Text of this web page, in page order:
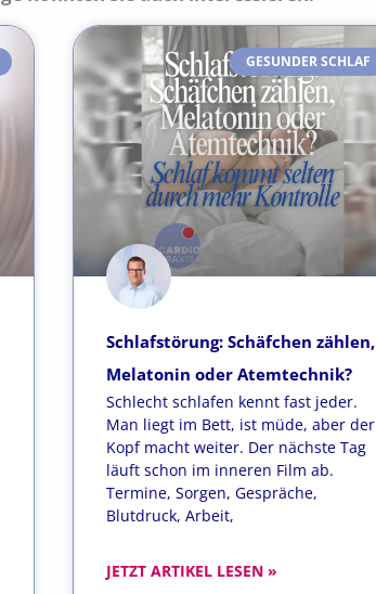
GESUNDER SCHLAF
Schlafstörung: Schäfchen zählen,
Melatonin oder Atemtechnik?
Schlecht schlafen kennt fast jeder.
Man liegt im Bett, ist müde, aber der
Kopf macht weiter. Der nächste Tag
läuft schon im inneren Film ab.
Termine, Sorgen, Gespräche,
Blutdruck, Arbeit,
JETZT ARTIKEL LESEN »